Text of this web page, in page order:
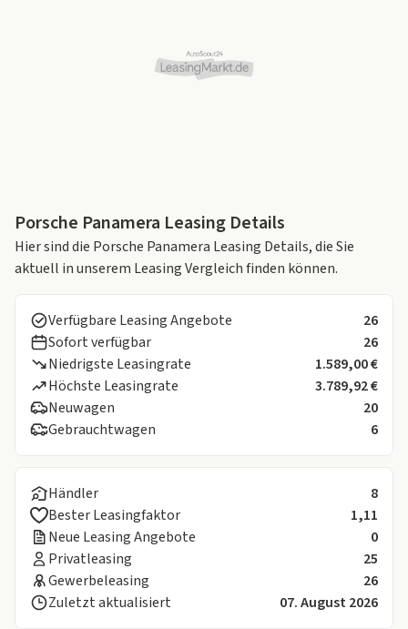
Porsche Panamera Leasing Details
Hier sind die Porsche Panamera Leasing Details, die Sie
aktuell in unserem Leasing Vergleich finden können.
Verfügbare Leasing Angebote
26
Sofort verfügbar
26
Niedrigste Leasingrate
1.589,00 €
Höchste Leasingrate
3.789,92 €
Neuwagen
20
Gebrauchtwagen
6
Händler
8
Bester Leasingfaktor
1,11
Neue Leasing Angebote
0
Privatleasing
25
Gewerbeleasing
26
Zuletzt aktualisiert
07. August 2026